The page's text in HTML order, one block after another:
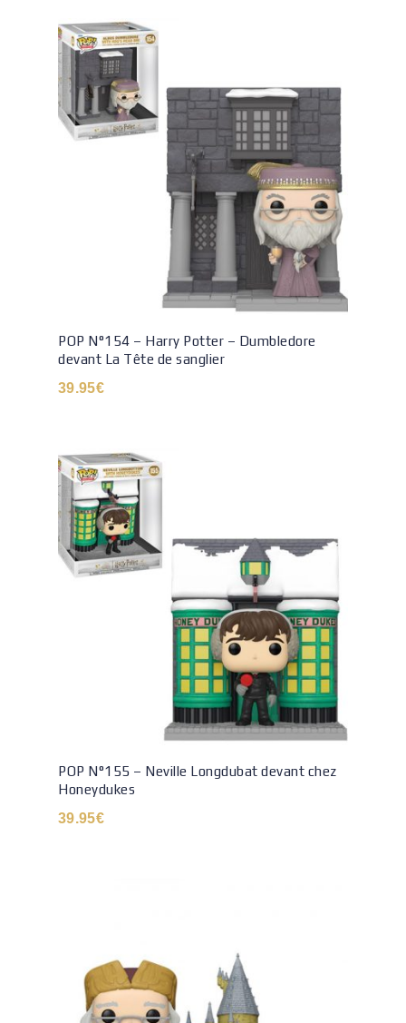
POP N°154 – Harry Potter – Dumbledore
devant La Tête de sanglier
39.95€
POP N°155 – Neville Longdubat devant chez
Honeydukes
39.95€